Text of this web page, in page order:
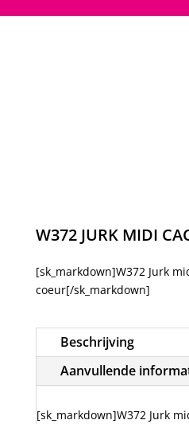
W372 JURK MIDI
[sk_markdown]W372 Jurk
coeur[/sk_markdown]
Beschrijving
Aanvullende
[sk_markdown]W372 Jurk